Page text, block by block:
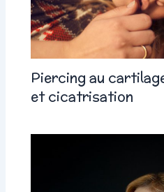
Piercing au
et cicatrisation